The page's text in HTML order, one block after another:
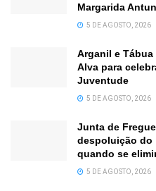
Margarida
5 DE AGOSTO, 2026
Arganil e
Alva para
Juventude
5 DE AGOSTO, 2026
Junta de
despoluição do
quando se
5 DE AGOSTO, 2026